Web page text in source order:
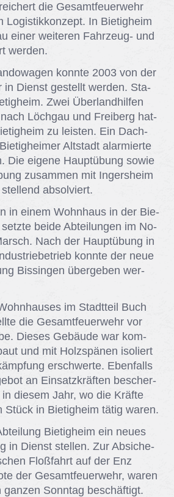
die Ge­samt­feu­er­wehr
Lo­gis­tik­kon­zept. In Bie­tig­heim
ei­ner wei­te­ren Fahr­zeug- und
wer­den.
konn­te 2003 von der
in Dienst ge­stellt wer­den. Sta­
Zwei Über­land­hil­fen
Löch­gau und Frei­berg hat­
zu leis­ten. Ein Dach­
Alt­stadt alar­mier­te
Die ei­ge­ne Haupt­übung so­wie
zu­sam­men mit In­gers­heim
ab­sol­viert.
in ei­nem Wohn­haus in der Bie­
bei­de Ab­tei­lun­gen im No­
Nach der Haupt­übung in
konn­te der neue
Bis­sin­gen über­ge­ben wer­
im Stadt­teil Buch
die Ge­samt­feu­er­wehr vor
Die­ses Ge­bäu­de war kom­
und mit Holz­spä­nen iso­liert
er­schwer­te. Eben­falls
an Ein­satz­kräf­ten be­scher­
die­sem Jahr, wo die Kräf­te
Stück in Bie­tig­heim tä­tig wa­ren.
Bie­tig­heim ein neu­es
in Dienst stel­len. Zur Ab­si­che­
Floß­fahrt auf der Enz
der Ge­samt­feu­er­wehr, wa­ren
gan­zen Sonn­tag be­schäf­tigt.